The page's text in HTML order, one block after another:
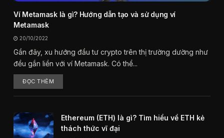
Ví Metamask là gì? Hướng dẫn tạo và sử dụng ví
Metamask
20/10/2022
Gần đây, xu hướng đầu tư crypto trên thị trường dường như
đều gắn liền với ví Metamask. Có thể...
ĐỌC THÊM
Ethereum (ETH) là gì? Tìm hiểu về ETH kẻ
thách thức vĩ đại